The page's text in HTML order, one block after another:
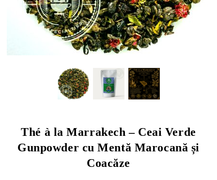
Thé à la Marrakech – Ceai Verde
Gunpowder cu Mentă Marocană și
Coacăze